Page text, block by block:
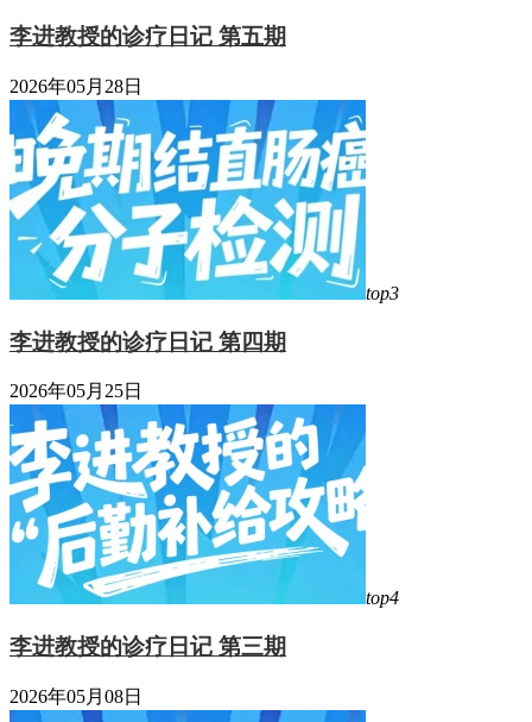
李进教授的诊疗日记 第五期
2026年05月28日
top3
李进教授的诊疗日记 第四期
2026年05月25日
top4
李进教授的诊疗日记 第三期
2026年05月08日